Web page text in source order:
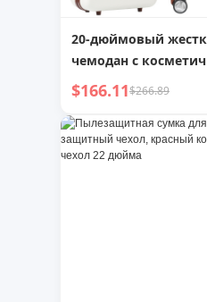
20-дюймовый
чемодан с
секционный легкий
чемоданов с
вращающимися
винтажный багаж
$166.11$266.89